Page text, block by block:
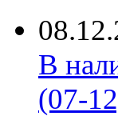
В
(07-